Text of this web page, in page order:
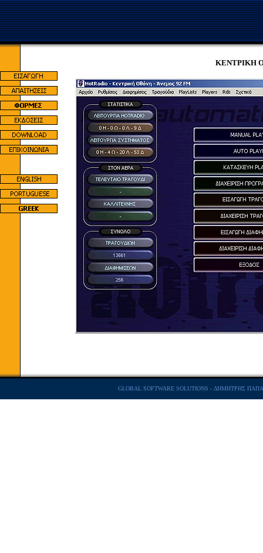
ΚΕΝΤΡΙΚΗ
GLOBAL SOFTWARE SOLUTIONS - ΔΗΜΗΤΡΗΣ